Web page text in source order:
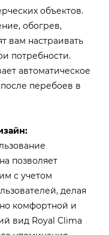
объектов.
обогрев,
вам настраивать
потребности.
автоматическое
перебоев в
позволяет
с учетом
делая
комфортной и
вид Royal Clima